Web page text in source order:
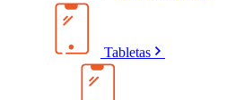
Tabletas